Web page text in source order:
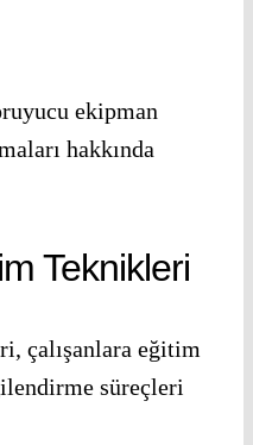
ekipman
hakkında
Teknikleri
çalışanlara eğitim
süreçleri